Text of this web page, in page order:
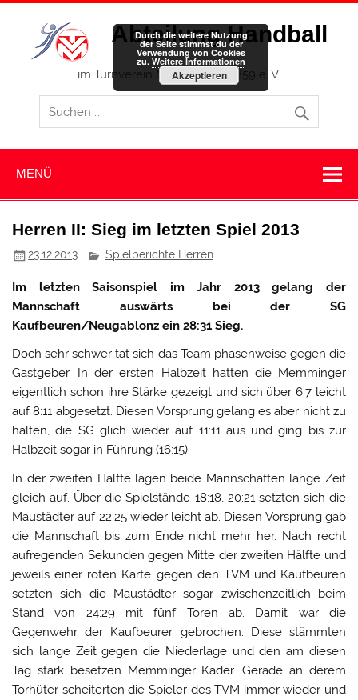
Zum
springen
Abteilung Handball
im Turnverein Memmingen 1859 e. V.
MENÜ
Herren II: Sieg im letzten Spiel 2013
23.12.2013 Spielberichte Herren
Im letzten Saisonspiel im Jahr 2013 gelang der
Mannschaft auswärts bei der SG
Kaufbeuren/Neugablonz ein 28:31 Sieg.
Doch sehr schwer tat sich das Team phasenweise gegen die
Gastgeber. In der ersten Halbzeit hatten die Memminger
eigentlich schon ihre Stärke gezeigt und sich über 6:7 leicht
auf 8:11 abgesetzt. Diesen Vorsprung gelang es aber nicht zu
halten, die SG glich wieder auf 11:11 aus und ging bis zur
Halbzeit sogar in Führung (16:15).
In der zweiten Hälfte lagen beide Mannschaften lange Zeit
gleich auf. Über die Spielstände 18:18, 20:21 setzten sich die
Maustädter auf 22:25 wieder leicht ab. Diesen Vorsprung gab
die Mannschaft bis zum Ende nicht mehr her. Nach recht
aufregenden Sekunden gegen Mitte der zweiten Hälfte und
jeweils einer roten Karte gegen den TVM und Kaufbeuren
setzten sich die Maustädter sogar zwischenzeitlich beim
Stand von 24:29 mit fünf Toren ab. Damit war die
Gegenwehr der Kaufbeurer gebrochen. Diese stämmten
sich lange Zeit gegen die Niederlage und den am diesen
Tag stark besetzen Memminger Kader. Gerade an derem
Torhüter scheiterten die Spieler des TVM immer wieder und
Durch die weitere Nutzung
der Seite stimmst du der
Verwendung von Cookies
zu. Weitere Informationen
Akzeptieren